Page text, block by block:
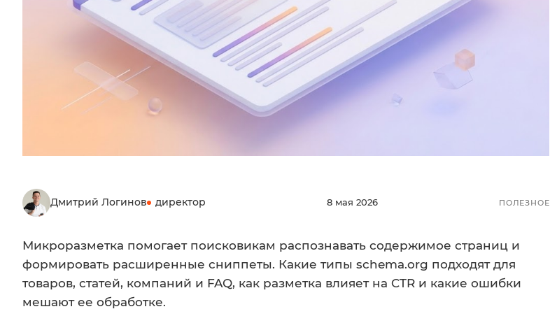
Дмитрий Логинов директор 8 мая 2026 ПОЛЕЗНОЕ
Микроразметка помогает поисковикам распознавать содержимое страниц и
формировать расширенные сниппеты. Какие типы schema.org подходят для
товаров, статей, компаний и FAQ, как разметка влияет на CTR и какие ошибки
мешают ее обработке.